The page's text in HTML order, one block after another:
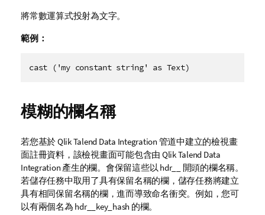
將常數運算式投射為文字。
範例：
cast ('my constant string' as Text)
模糊的欄名稱
若您基於Qlik Talend Data Integration 管道中建立的檢視畫
面註冊資料，該檢視畫面可能包含由 Qlik Talend Data
Integration 產生的欄。會保留這些以 hdr__
開頭的欄名稱。
若儲存任務中取用了具有保留名稱的欄，儲存任務將建立
具有相同保留名稱的欄，進而導致命名衝突。例如，您可
以有兩個名為 hdr__key_hash 的欄。